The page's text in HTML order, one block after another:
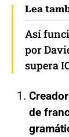
Lea
Así
por
supera
de